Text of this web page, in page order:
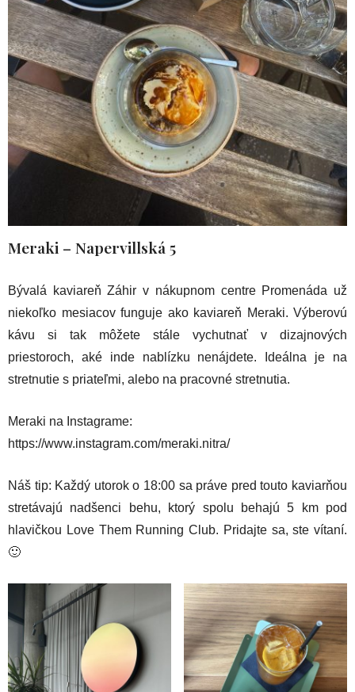
Meraki – Napervillská 5
Bývalá kaviareň Záhir v nákupnom centre Promenáda už
niekoľko mesiacov funguje ako kaviareň Meraki. Výberovú
kávu si tak môžete stále vychutnať v dizajnových
priestoroch, aké inde nablízku nenájdete. Ideálna je na
stretnutie s priateľmi, alebo na pracovné stretnutia.
Meraki na Instagrame:
https://www.instagram.com/meraki.nitra/
Náš tip: Každý utorok o 18:00 sa práve pred touto kaviarňou
stretávajú nadšenci behu, ktorý spolu behajú 5 km pod
hlavičkou Love Them Running Club. Pridajte sa, ste vítaní.
🙂